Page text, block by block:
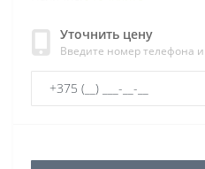
Уточнить цену
Введите номер телефона